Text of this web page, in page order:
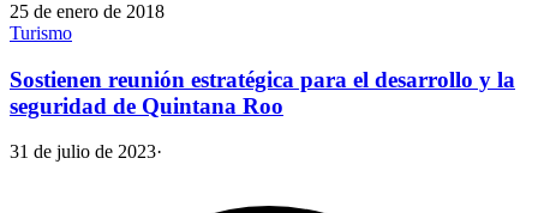
25 de enero de 2018
Turismo
Sostienen reunión estratégica para el desarrollo y la
seguridad de Quintana Roo
31 de julio de 2023·